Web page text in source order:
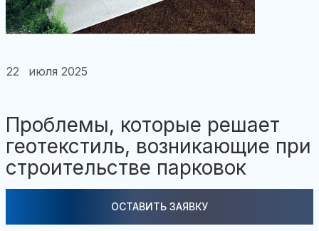
22 июля 2025
Проблемы, которые решает
геотекстиль, возникающие при
строительстве парковок
ОСТАВИТЬ ЗАЯВКУ